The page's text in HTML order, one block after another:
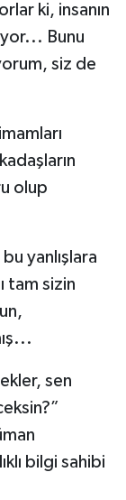
ki, insanın
Bunu
siz de
olup
yanlışlara
tam sizin
sen
bilgi sahibi